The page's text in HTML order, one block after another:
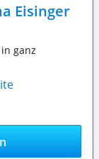
Eisinger
ganz